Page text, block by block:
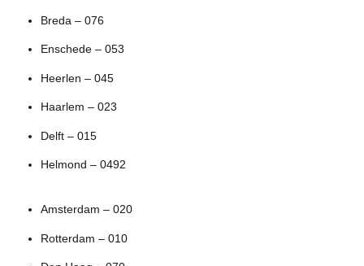
Breda – 076
Enschede – 053
Heerlen – 045
Haarlem – 023
Delft – 015
Helmond – 0492
Amsterdam – 020
Rotterdam – 010